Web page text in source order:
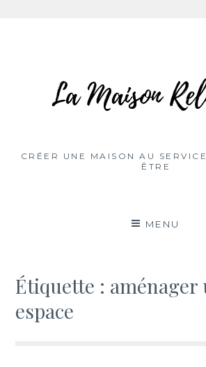
CRÉER UNE MAISON AU
ÊTRE
MENU
Étiquette :
espace